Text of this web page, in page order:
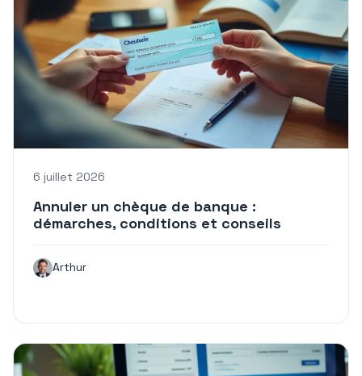
6 juillet 2026
Annuler un chèque de banque :
démarches, conditions et conseils
Arthur